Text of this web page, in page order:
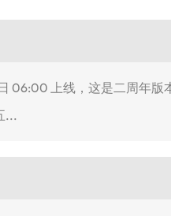
06:00 上线，这是二周年
...